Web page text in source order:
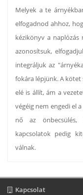
Melyek a te
elfogadnod ahhoz,
kézikönyv a naplózás
azonosítsuk,
integráljuk az
fokára lépjünk. A
elé is állít, ám a
végéig nem engedi el
nő az önbecsülés,
kapcsolatok pedig
válnak.
Kapcsolat